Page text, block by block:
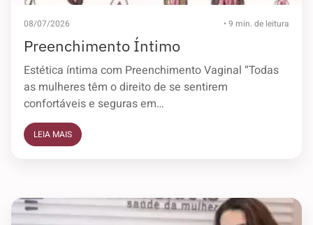
08/07/2026 • 9 min. de leitura
Preenchimento Íntimo
Estética íntima com Preenchimento Vaginal​ “Todas
as mulheres têm o direito de se sentirem
confortáveis e seguras em…
LEIA MAIS